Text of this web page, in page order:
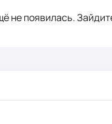
не появилась.